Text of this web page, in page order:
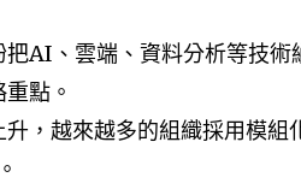
AI、雲端、資料分析等技術
點。
，越來越多的組織採用模組